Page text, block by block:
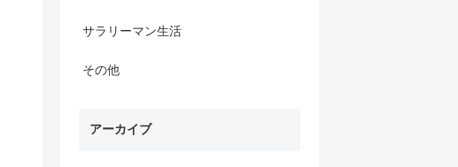
サラリーマン生活
その他
アーカイブ